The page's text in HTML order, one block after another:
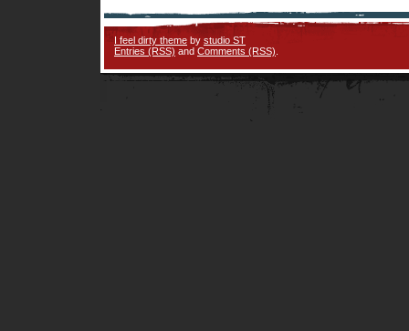
I feel dirty theme by studio ST
Entries (RSS) and Comments (RSS)